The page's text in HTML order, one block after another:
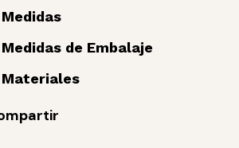
Medidas
Medidas de Embalaje
Materiales